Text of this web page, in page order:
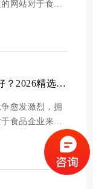
网站对于食品
形象，还能为
呢？为此，我
用
食品建网站服务商哪家好？2026精选10家专业食品网站建设服务商推荐
愈发激烈，拥
食品企业来说
示产品和服务的
、拓展市场份
选择一家靠谱的